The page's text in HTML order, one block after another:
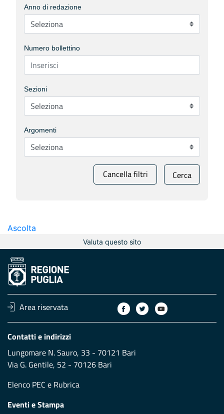
Anno di redazione
Numero bollettino
Sezioni
Argomenti
Cancella filtri Cerca
Ascolta
Valuta questo sito
Area riservata
Contatti e indirizzi
Lungomare N. Sauro, 33 - 70121 Bari
Via G. Gentile, 52 - 70126 Bari
Elenco PEC e Rubrica
Eventi e Stampa